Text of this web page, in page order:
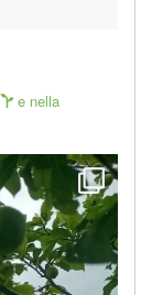
e nella